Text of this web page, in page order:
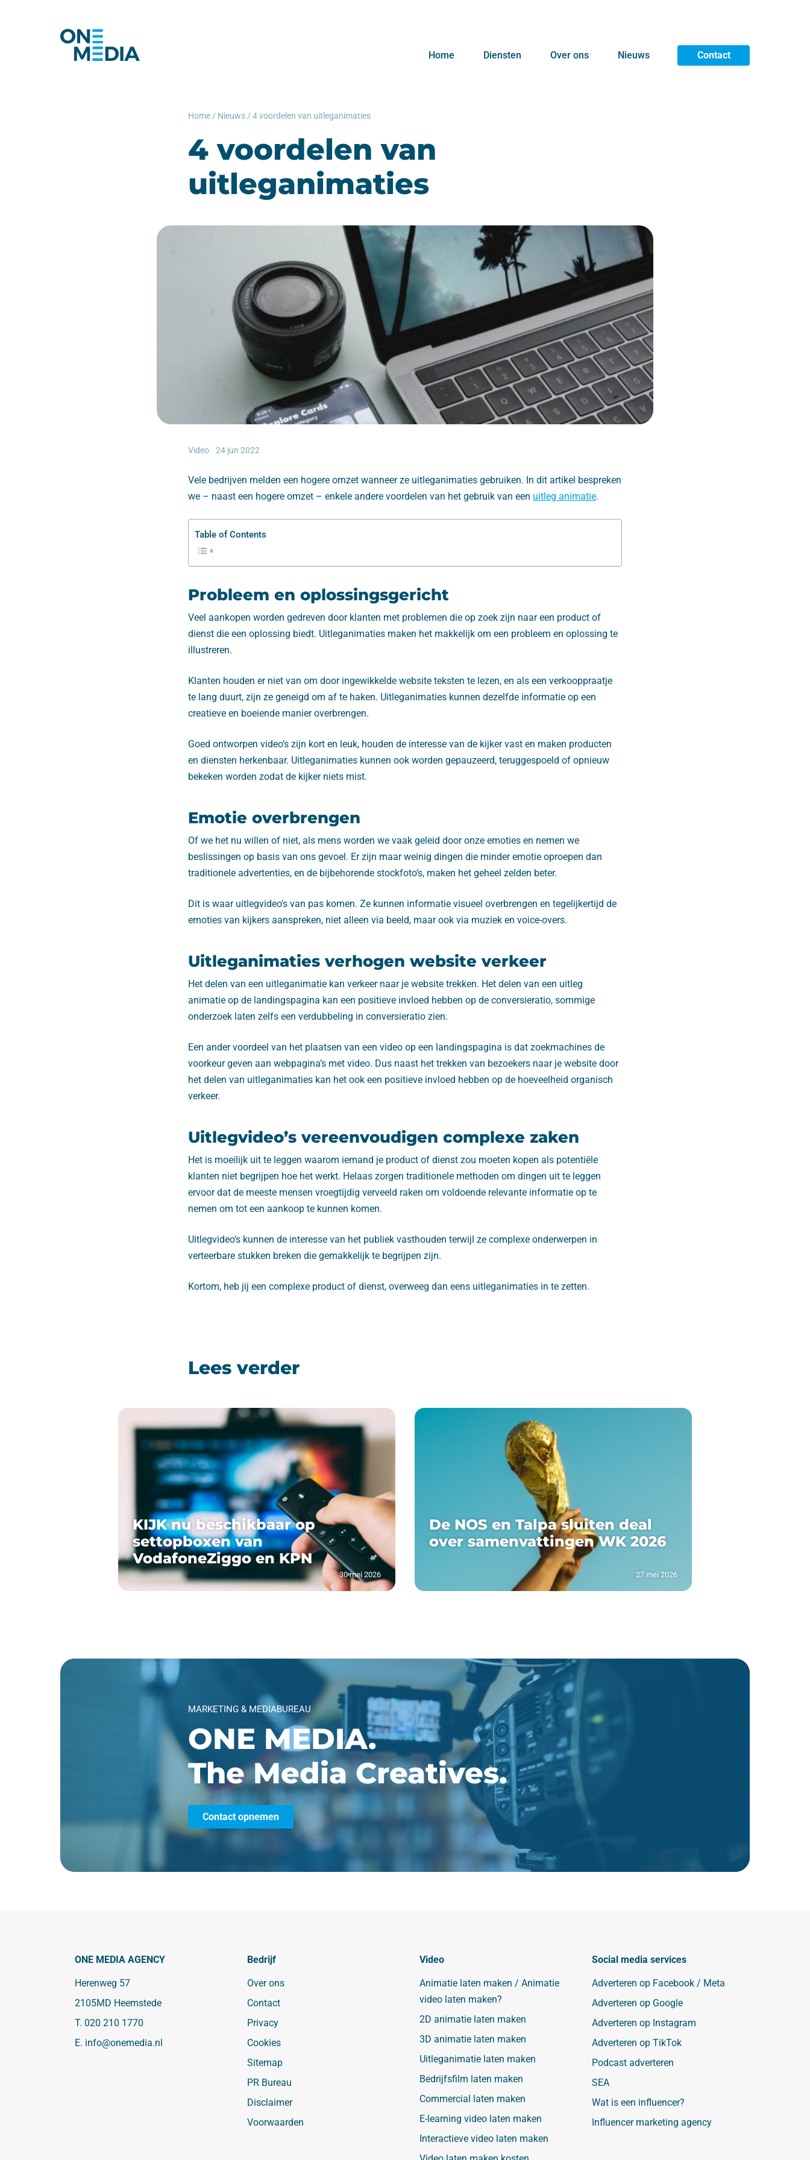
Home Diensten Over ons Nieuws Contact
Home / Nieuws / 4 voordelen van uitleganimaties
4 voordelen van
uitleganimaties
Video 24 jun 2022
Vele bedrijven melden een hogere omzet wanneer ze uitleganimaties gebruiken. In dit artikel bespreken
we – naast een hogere omzet – enkele andere voordelen van het gebruik van een uitleg animatie.
Table of Contents
Probleem en oplossingsgericht
Veel aankopen worden gedreven door klanten met problemen die op zoek zijn naar een product of
dienst die een oplossing biedt. Uitleganimaties maken het makkelijk om een probleem en oplossing te
illustreren.
Klanten houden er niet van om door ingewikkelde website teksten te lezen, en als een verkooppraatje
te lang duurt, zijn ze geneigd om af te haken. Uitleganimaties kunnen dezelfde informatie op een
creatieve en boeiende manier overbrengen.
Goed ontworpen video’s zijn kort en leuk, houden de interesse van de kijker vast en maken producten
en diensten herkenbaar. Uitleganimaties kunnen ook worden gepauzeerd, teruggespoeld of opnieuw
bekeken worden zodat de kijker niets mist.
Emotie overbrengen
Of we het nu willen of niet, als mens worden we vaak geleid door onze emoties en nemen we
beslissingen op basis van ons gevoel. Er zijn maar weinig dingen die minder emotie oproepen dan
traditionele advertenties, en de bijbehorende stockfoto’s, maken het geheel zelden beter.
Dit is waar uitlegvideo’s van pas komen. Ze kunnen informatie visueel overbrengen en tegelijkertijd de
emoties van kijkers aanspreken, niet alleen via beeld, maar ook via muziek en voice-overs.
Uitleganimaties verhogen website verkeer
Het delen van een uitleganimatie kan verkeer naar je website trekken. Het delen van een uitleg
animatie op de landingspagina kan een positieve invloed hebben op de conversieratio, sommige
onderzoek laten zelfs een verdubbeling in conversieratio zien.
Een ander voordeel van het plaatsen van een video op een landingspagina is dat zoekmachines de
voorkeur geven aan webpagina’s met video. Dus naast het trekken van bezoekers naar je website door
het delen van uitleganimaties kan het ook een positieve invloed hebben op de hoeveelheid organisch
verkeer.
Uitlegvideo’s vereenvoudigen complexe zaken
Het is moeilijk uit te leggen waarom iemand je product of dienst zou moeten kopen als potentiële
klanten niet begrijpen hoe het werkt. Helaas zorgen traditionele methoden om dingen uit te leggen
ervoor dat de meeste mensen vroegtijdig verveeld raken om voldoende relevante informatie op te
nemen om tot een aankoop te kunnen komen.
Uitlegvideo’s kunnen de interesse van het publiek vasthouden terwijl ze complexe onderwerpen in
verteerbare stukken breken die gemakkelijk te begrijpen zijn.
Kortom, heb jij een complexe product of dienst, overweeg dan eens uitleganimaties in te zetten.
Lees verder
KIJK nu beschikbaar op
settopboxen van
VodafoneZiggo en KPN
30 mei 2026
De NOS en Talpa sluiten deal
over samenvattingen WK 2026
27 mei 2026
MARKETING & MEDIABUREAU
ONE MEDIA.
The Media Creatives.
Contact opnemen
Bedrijf
Over ons
Contact
Privacy
Cookies
Sitemap
PR Bureau
Disclaimer
Voorwaarden
Video
Animatie laten maken / Animatie
video laten maken?
2D animatie laten maken
3D animatie laten maken
Uitleganimatie laten maken
Bedrijfsfilm laten maken
Commercial laten maken
E-learning video laten maken
Interactieve video laten maken
Social media services
Adverteren op Facebook / Meta
Adverteren op Google
Adverteren op Instagram
Adverteren op TikTok
Podcast adverteren
SEA
Wat is een influencer?
Influencer marketing agency
ONE MEDIA AGENCY
Herenweg 57
2105MD Heemstede
T. 020 210 1770
E. info@onemedia.nl